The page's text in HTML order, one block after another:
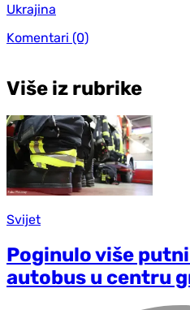
Ukrajina
Komentari (0)
Više iz rubrike
Svijet
Poginulo više
autobus u centru